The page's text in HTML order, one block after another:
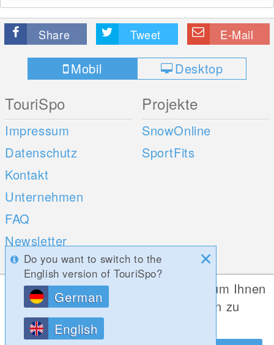
Share Tweet E-Mail
Mobil Desktop
TouriSpo
Impressum
Datenschutz
Kontakt
Unternehmen
FAQ
Newsletter
Umfragen
Projekte
SnowOnline
SportFits
Mobile Apps Social Web
Do you want to switch to the
English version of TouriSpo?
German
English
Diese Website verwendet Cookies, um Ihnen
die bestmögliche Funktionalität bieten zu
können.